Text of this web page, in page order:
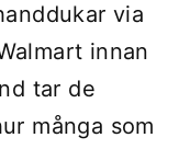
via
innan
tar de
många som